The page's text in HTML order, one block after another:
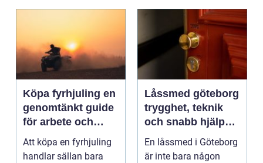
Köpa fyrhjuling en
genomtänkt guide
för arbete och
fritid
Att köpa en fyrhjuling
handlar sällan bara
Låssmed göteborg
trygghet, teknik
och snabb hjälp
när du behöver det
En låssmed i Göteborg
är inte bara någon